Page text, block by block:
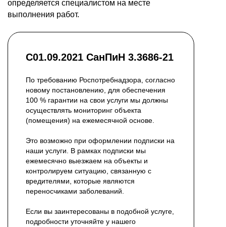
определяется специалистом на месте
выполнения работ.
С01.09.2021 СанПиН 3.3686-21
По требованию Роспотребнадзора, согласно
новому постановлению, для обеспечения
100 % гарантии на свои услуги мы должны
осуществлять мониторинг объекта
(помещения) на ежемесячной основе.
Это возможно при оформлении подписки на
наши услуги. В рамках подписки мы
ежемесячно выезжаем на объекты и
контролируем ситуацию, связанную с
вредителями, которые являются
переносчиками заболеваний.
Если вы заинтересованы в подобной услуге,
подробности уточняйте у нашего